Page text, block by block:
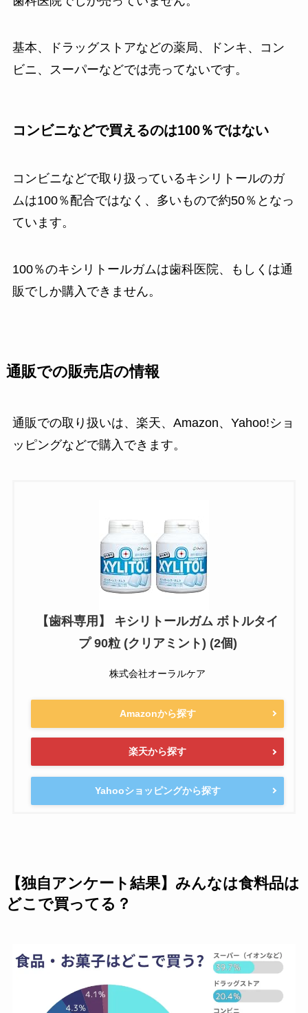
基本、ドラッグストアなどの薬局、ドンキ、コン
ビニ、スーパーなどでは売ってないです。
コンビニなどで買えるのは100％ではない
コンビニなどで取り扱っているキシリトールのガ
ムは100％配合ではなく、多いもので約50％となっ
ています。
100％のキシリトールガムは歯科医院、もしくは通
販でしか購入できません。
通販での販売店の情報
通販での取り扱いは、楽天、Amazon、Yahoo!ショ
ッピングなどで購入できます。
【歯科専用】 キシリトールガム ボトルタイ
プ 90粒 (クリアミント) (2個)
株式会社オーラルケア
Amazonから探す
楽天から探す
Yahooショッピングから探す
【独自アンケート結果】みんなは食料品は
どこで買ってる？